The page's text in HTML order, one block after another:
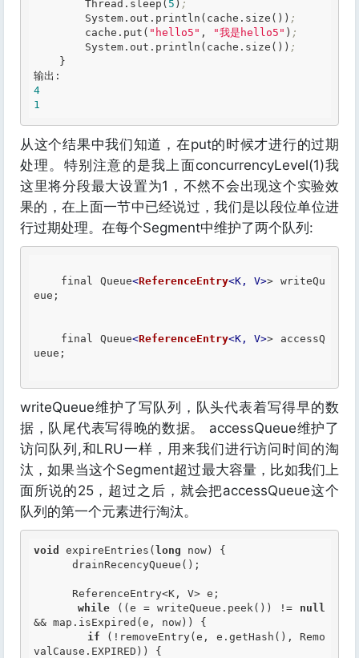
        Thread
.sleep ( 5 ) ;
        System
.out .println (cache .size ()) ;
        cache
.put ( "hello5" , "我是hello5" ) ;
        System
.out .println (cache .size ()) ;
4
1
从这个结果中我们知道，在put的时候才进行的过期
处理。特别注意的是我上面concurrencyLevel(1)我
这里将分段最大设置为1，不然不会出现这个实验效
果的，在上面一节中已经说过，我们是以段位单位进
行过期处理。在每个Segment中维护了两个队列:
    final Queue
<ReferenceEntry<K, V>> writeQu
eue;
    final Queue
<ReferenceEntry<K, V>> accessQ
ueue;
writeQueue维护了写队列，队头代表着写得早的数
据，队尾代表写得晚的数据。 accessQueue维护了
访问队列,和LRU一样，用来我们进行访问时间的淘
汰，如果当这个Segment超过最大容量，比如我们上
面所说的25，超过之后，就会把accessQueue这个
队列的第一个元素进行淘汰。
void expireEntries( long now) {
while ((e = writeQueue.peek()) != null
&& map.isExpired(e, now)) {
if (!removeEntry(e, e.getHash(), Remo
valCause.EXPIRED)) {